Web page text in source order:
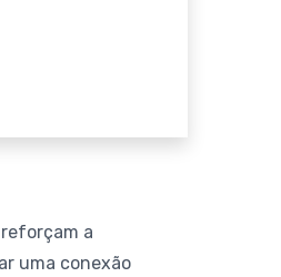
a
uma conexão